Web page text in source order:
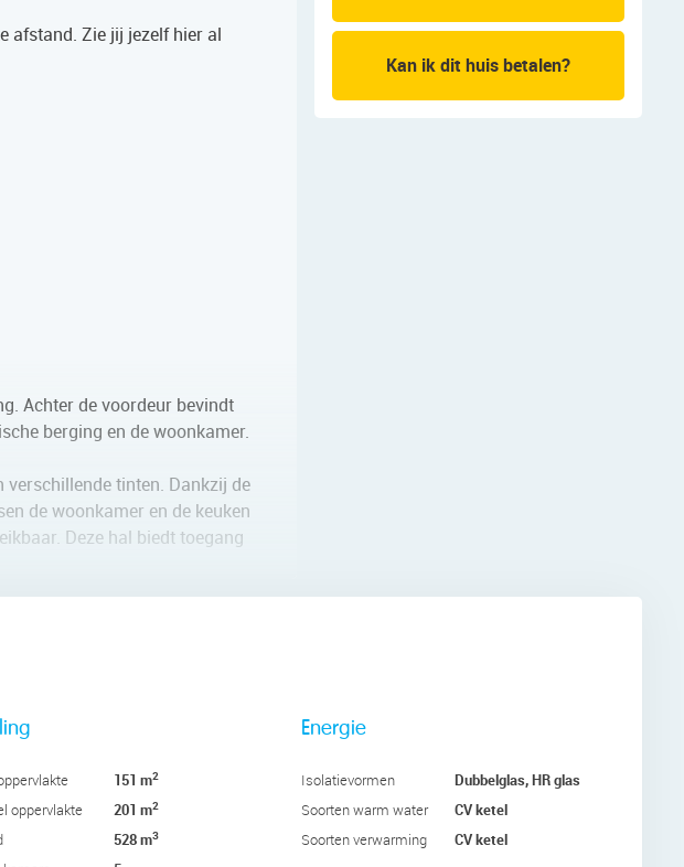
afstand. Zie jij jezelf hier al
Achter de voordeur bevindt
berging en de woonkamer.
verschillende tinten. Dankzij de
de woonkamer en de keuken
Deze hal biedt toegang
RVS werkblad. Je treft hier
heerlijk licht.
vlonderplanken en biedt
kantoor of hobbyruimte.
Kan ik dit huis betalen?
151 m2
oppervlakte 201 m2
528 m3
Energie
Isolatievormen Dubbelglas, HR glas
Soorten warm water CV ketel
Soorten verwarming CV ketel